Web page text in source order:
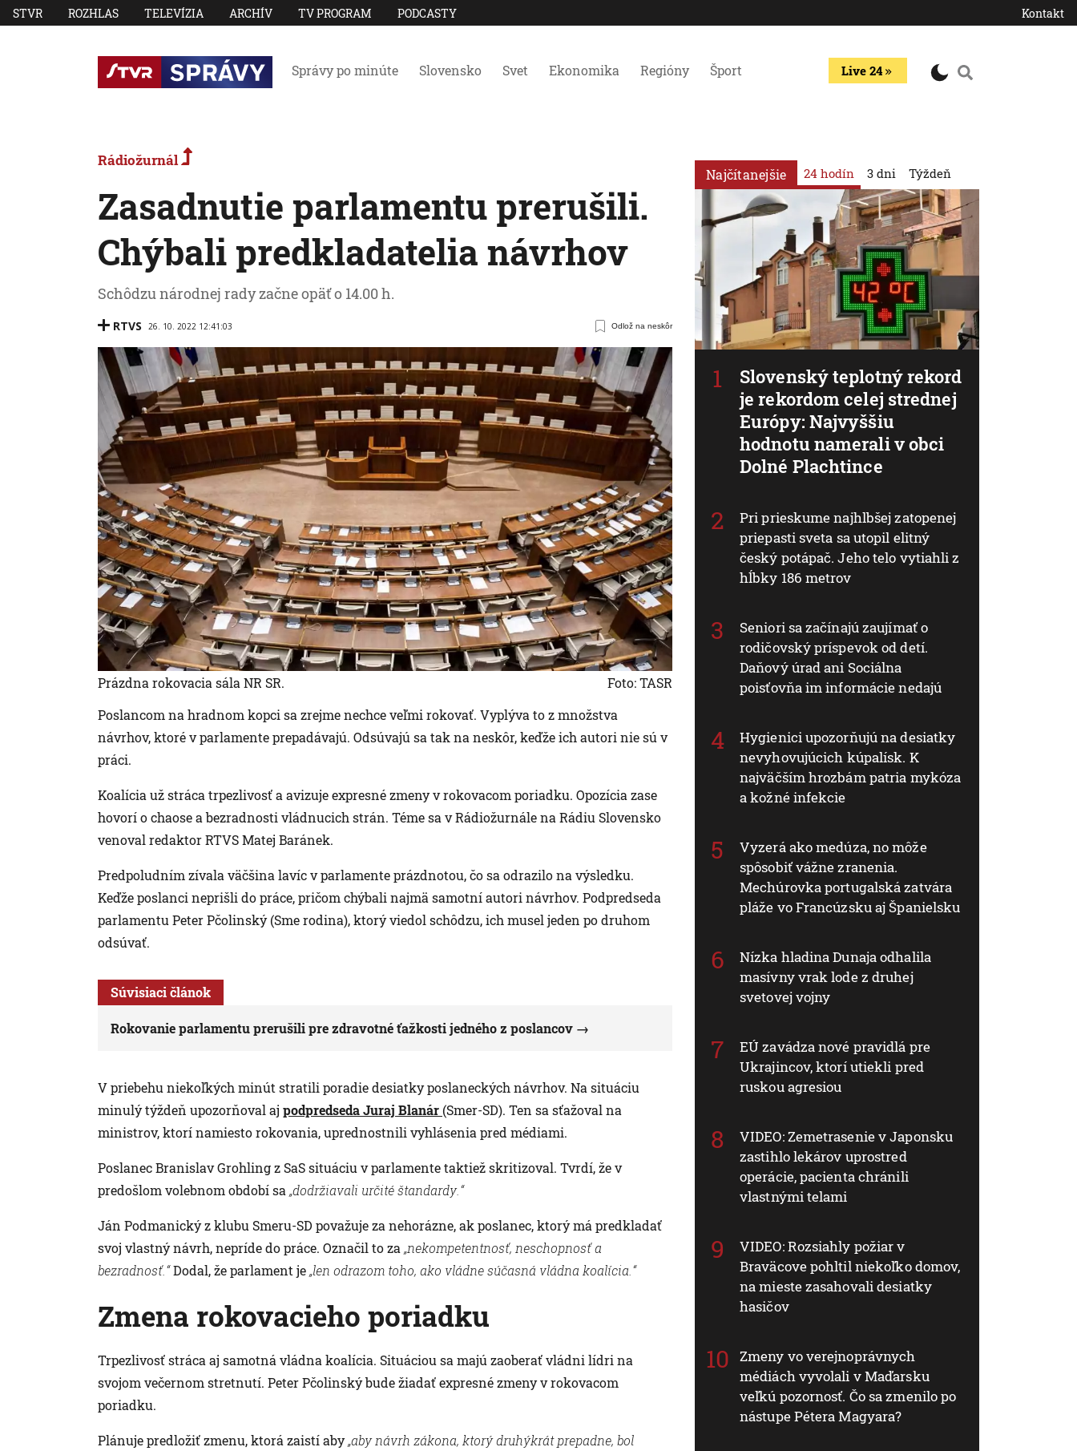
STVR ROZHLAS TELEVÍZIA ARCHÍV TV PROGRAM PODCASTY Kontakt
Správy po minúte Slovensko Svet Ekonomika Regióny Šport Live 24
Rádiožurnál
Zasadnutie parlamentu prerušili.
Chýbali predkladatelia návrhov
Schôdzu národnej rady začne opäť o 14.00 h.
RTVS 26. 10. 2022 12:41:03 Odlož na neskôr
Prázdna rokovacia sála NR SR.
Foto: TASR
Poslancom na hradnom kopci sa zrejme nechce veľmi rokovať. Vyplýva to z množstva
návrhov, ktoré v parlamente prepadávajú. Odsúvajú sa tak na neskôr, keďže ich autori nie sú v
práci.
Koalícia už stráca trpezlivosť a avizuje expresné zmeny v rokovacom poriadku. Opozícia zase
hovorí o chaose a bezradnosti vládnucich strán. Téme sa v Rádiožurnále na Rádiu Slovensko
venoval redaktor RTVS Matej Baránek.
Predpoludním zívala väčšina lavíc v parlamente prázdnotou, čo sa odrazilo na výsledku.
Keďže poslanci neprišli do práce, pričom chýbali najmä samotní autori návrhov. Podpredseda
parlamentu Peter Pčolinský (Sme rodina), ktorý viedol schôdzu, ich musel jeden po druhom
odsúvať.
Súvisiaci článok
Rokovanie parlamentu prerušili pre zdravotné ťažkosti jedného z poslancov
V priebehu niekoľkých minút stratili poradie desiatky poslaneckých návrhov. Na situáciu
minulý týždeň upozorňoval aj podpredseda Juraj Blanár (Smer-SD). Ten sa sťažoval na
ministrov, ktorí namiesto rokovania, uprednostnili vyhlásenia pred médiami.
Poslanec Branislav Grohling z SaS situáciu v parlamente taktiež skritizoval. Tvrdí, že v
predošlom volebnom období sa „dodržiavali určité štandardy.“
Ján Podmanický z klubu Smeru-SD považuje za nehorázne, ak poslanec, ktorý má predkladať
svoj vlastný návrh, nepríde do práce. Označil to za „nekompetentnosť, neschopnosť a
bezradnosť.“Dodal, že parlament je„len odrazom toho, ako vládne súčasná vládna koalícia.“
Zmena rokovacieho poriadku
Trpezlivosť stráca aj samotná vládna koalícia. Situáciou sa majú zaoberať vládni lídri na
svojom večernom stretnutí. Peter Pčolinský bude žiadať expresné zmeny v rokovacom
poriadku.
Plánuje predložiť zmenu, ktorá zaistí aby„aby návrh zákona, ktorý druhýkrát prepadne, bol
Najčítanejšie 24 hodín
Slovenský teplotný rekord
je rekordom celej strednej
Európy: Najvyššiu
hodnotu namerali v obci
Dolné Plachtince
Pri prieskume najhlbšej zatopenej
priepasti sveta sa utopil elitný
český potápač. Jeho telo vytiahli z
hĺbky 186 metrov
Seniori sa začínajú zaujímať o
rodičovský príspevok od detí.
Daňový úrad ani Sociálna
poisťovňa im informácie nedajú
Hygienici upozorňujú na desiatky
nevyhovujúcich kúpalísk. K
najväčším hrozbám patria mykóza
a kožné infekcie
Vyzerá ako medúza, no môže
spôsobiť vážne zranenia.
Mechúrovka portugalská zatvára
pláže vo Francúzsku aj Španielsku
Nízka hladina Dunaja odhalila
masívny vrak lode z druhej
svetovej vojny
EÚ zavádza nové pravidlá pre
Ukrajincov, ktorí utiekli pred
ruskou agresiou
VIDEO: Zemetrasenie v Japonsku
zastihlo lekárov uprostred
operácie, pacienta chránili
vlastnými telami
VIDEO: Rozsiahly požiar v
Braväcove pohltil niekoľko domov,
na mieste zasahovali desiatky
hasičov
Zmeny vo verejnoprávnych
médiách vyvolali v Maďarsku
veľkú pozornosť. Čo sa zmenilo po
nástupe Pétera Magyara?
3 dni Týždeň